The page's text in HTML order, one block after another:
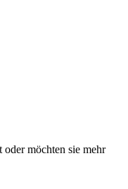
oder möchten sie mehr